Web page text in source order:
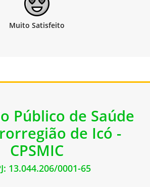
Público de Saúde
de Icó -
CPSMIC
13.044.206/0001-65